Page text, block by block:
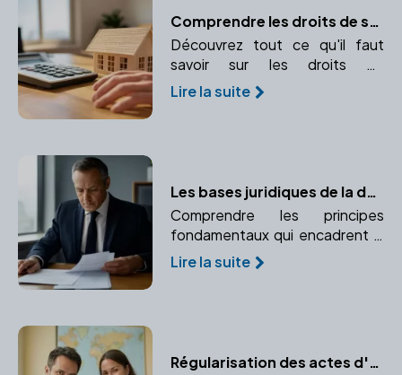
Comprendre les droits de succession : calcul et paiement
Découvrez tout ce qu'il faut
savoir sur les droits de
succession, leur calcul et leur
paiement. Comprendre
Lire la suite
Les bases juridiques de la donation
Comprendre les principes
fondamentaux qui encadrent la
donation selon le droit français.
Lire la suite
Régularisation des actes d'adoption à l'étranger : un guide pratique